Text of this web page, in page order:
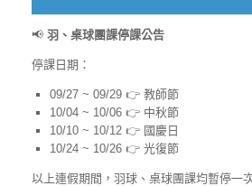
📢 羽、桌球團課停課公告
停課日期：
09/27 ~ 09/29 👉 教師節
10/04 ~ 10/06 👉 中秋節
10/10 ~ 10/12 👉 國慶日
10/24 ~ 10/26 👉 光復節
以上連假期間，羽球、桌球團課均暫停一